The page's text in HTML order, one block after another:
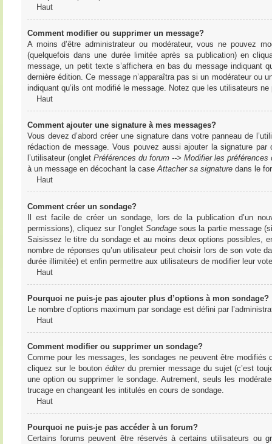
Haut
Comment modifier ou supprimer un message?
A moins d’être administrateur ou modérateur, vous ne pouvez
(quelquefois dans une durée limitée après sa publication) en
message, un petit texte s’affichera en bas du message indiquant
dernière édition. Ce message n’apparaîtra pas si un modérateur
indiquant qu’ils ont modifié le message. Notez que les utilisateurs
Haut
Comment ajouter une signature à mes messages?
Vous devez d’abord créer une signature dans votre panneau de
rédaction de message. Vous pouvez aussi ajouter la signature
l’utilisateur (onglet Préférences du forum --> Modifier les préférences
à un message en décochant la caseAttacher sa signaturedans le
Haut
Comment créer un sondage?
Il est facile de créer un sondage, lors de la publication d’un
permissions), cliquez sur l’onglet Sondagesous la partie message
Saisissez le titre du sondage et au moins deux options possibles,
nombre de réponses qu’un utilisateur peut choisir lors de son vote
durée illimitée) et enfin permettre aux utilisateurs de modifier leur
Haut
Pourquoi ne puis-je pas ajouter plus d’options à mon sondage?
Le nombre d’options maximum par sondage est défini par
Haut
Comment modifier ou supprimer un sondage?
Comme pour les messages, les sondages ne peuvent être modifiés
cliquez sur le bouton éditerdu premier message du sujet (c’est
une option ou supprimer le sondage. Autrement, seuls les
trucage en changeant les intitulés en cours de sondage.
Haut
Pourquoi ne puis-je pas accéder à un forum?
Certains forums peuvent être réservés à certains utilisateurs ou